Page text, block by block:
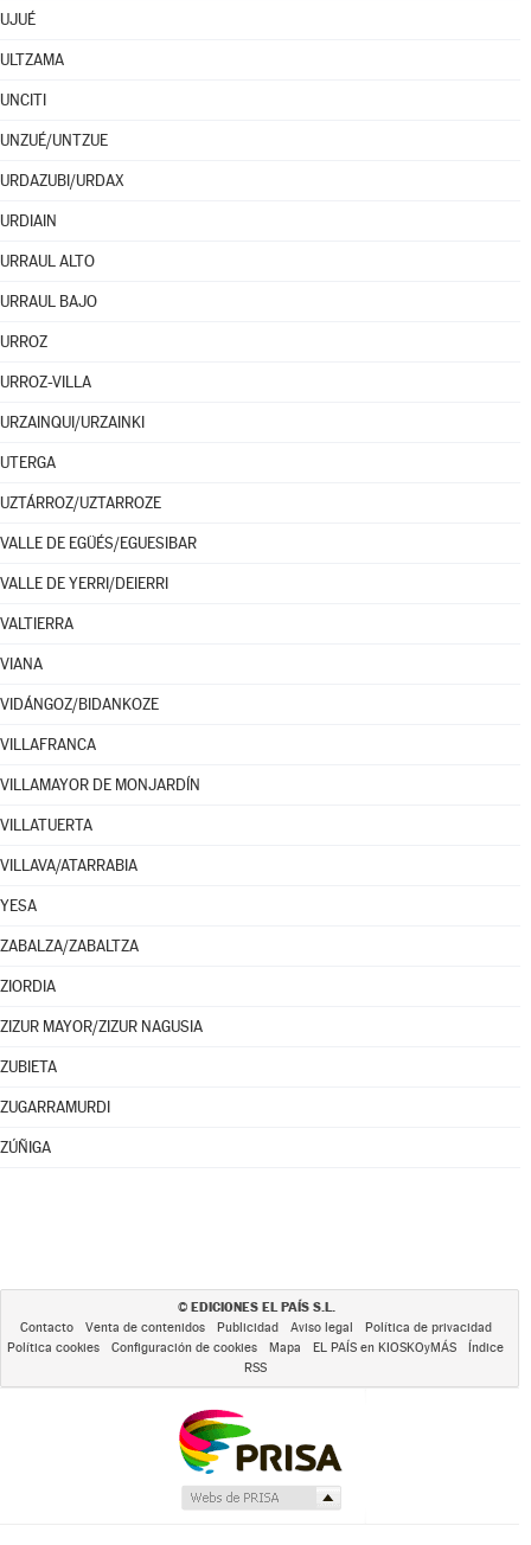
UJUÉ
ULTZAMA
UNCITI
UNZUÉ/UNTZUE
URDAZUBI/URDAX
URDIAIN
URRAUL ALTO
URRAUL BAJO
URROZ
URROZ-VILLA
URZAINQUI/URZAINKI
UTERGA
UZTÁRROZ/UZTARROZE
VALLE DE EGÜÉS/EGUESIBAR
VALLE DE YERRI/DEIERRI
VALTIERRA
VIANA
VIDÁNGOZ/BIDANKOZE
VILLAFRANCA
VILLAMAYOR DE MONJARDÍN
VILLATUERTA
VILLAVA/ATARRABIA
YESA
ZABALZA/ZABALTZA
ZIORDIA
ZIZUR MAYOR/ZIZUR NAGUSIA
ZUBIETA
ZUGARRAMURDI
ZÚÑIGA
© EDICIONES EL PAÍS S.L.
Contacto Venta de contenidos Publicidad Aviso legal
Política de privacidad
Política cookies
Configuración de cookies Mapa EL PAÍS en KIOSKOyMÁS
Índice
RSS